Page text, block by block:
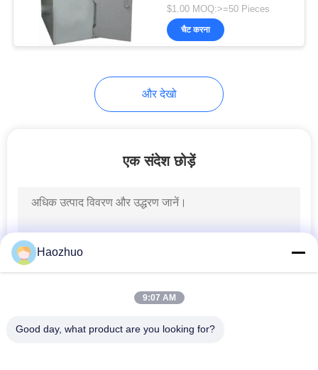
आरएफ सुरक्षा बॉक्स
आरएफ ढाल दरवाजा
20
40GHz क्षीणन
$1.00 MOQ:>=50 Pieces
चैट करना
और देखो
एक संदेश छोड़ें
Haozhuo
9:07 AM
Good day, what product are you looking for?